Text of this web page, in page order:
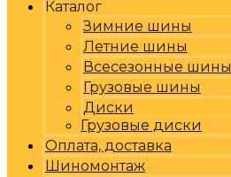
Каталог
Зимние шины
Летние шины
Всесезонные шины
Грузовые шины
Диски
Грузовые диски
Оплата, доставка
Шиномонтаж